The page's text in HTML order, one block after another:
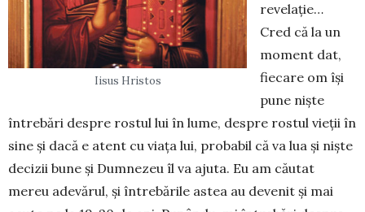
Iisus Hristos
revelație…
Cred că la un
moment dat,
fiecare om își
pune niște
întrebări despre rostul lui în lume, despre rostul vieții în
sine și dacă e atent cu viața lui, probabil că va lua și niște
decizii bune și Dumnezeu îl va ajuta. Eu am căutat
mereu ade­vărul, și întrebările astea au devenit și mai